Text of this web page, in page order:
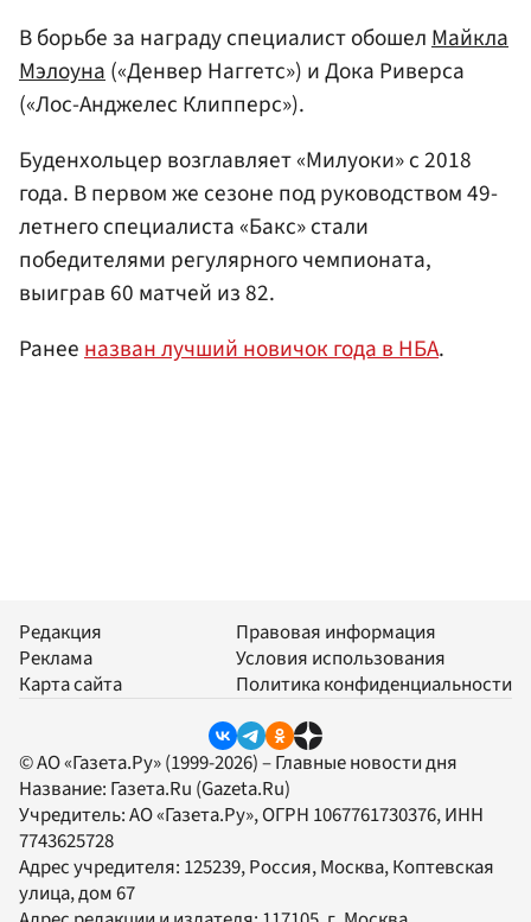
В борьбе за награду специалист обошел Майкла
Мэлоуна («Денвер Наггетс») и Дока Риверса
(«Лос-Анджелес Клипперс»).
Буденхольцер возглавляет «Милуоки» с 2018
года. В первом же сезоне под руководством 49-
летнего специалиста «Бакс» стали
победителями регулярного чемпионата,
выиграв 60 матчей из 82.
Ранееназван лучший новичок года в НБА.
Редакция
Реклама
Карта сайта
Правовая информация
Условия использования
Политика конфиденциальности
© АО «Газета.Ру» (1999-2026) – Главные новости дня
Название: Газета.Ru (Gazeta.Ru)
Учредитель:АО «Газета.Ру», ОГРН 1067761730376, ИНН
7743625728
Адрес учредителя: 125239, Россия, Москва, Коптевская
улица, дом 67